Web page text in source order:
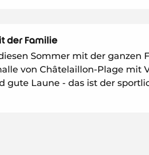
der Familie
Sommer mit der ganzen
von Châtelaillon-Plage mit
gute Laune - das ist der